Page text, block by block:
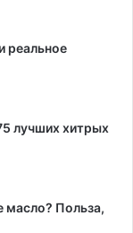
реальное
лучших хитрых
масло? Польза,